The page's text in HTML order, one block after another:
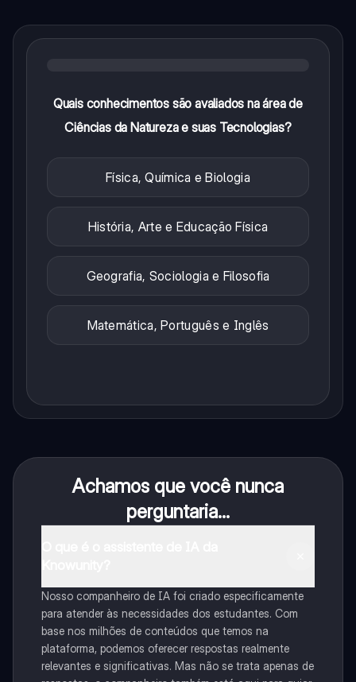
Quais conhecimentos são avaliados na área de
Ciências da Natureza e suas Tecnologias?
Física, Química e Biologia
História, Arte e Educação Física
Geografia, Sociologia e Filosofia
Matemática, Português e Inglês
Achamos que você nunca
perguntaria...
Nosso companheiro de IA foi criado especificamente
para atender às necessidades dos estudantes. Com
base nos milhões de conteúdos que temos na
plataforma, podemos oferecer respostas realmente
relevantes e significativas. Mas não se trata apenas de